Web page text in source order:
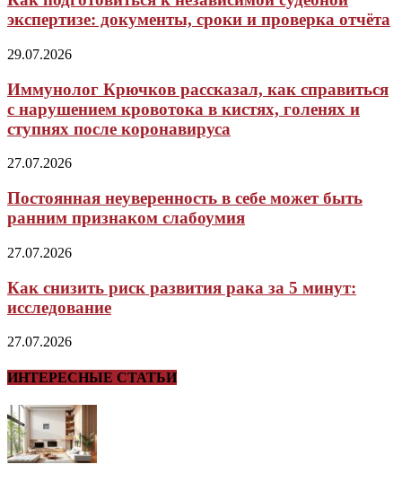
экспертизе: документы, сроки и проверка отчёта
29.07.2026
Иммунолог Крючков рассказал, как справиться
с нарушением кровотока в кистях, голенях и
ступнях после коронавируса
27.07.2026
Постоянная неуверенность в себе может быть
ранним признаком слабоумия
27.07.2026
Как снизить риск развития рака за 5 минут:
исследование
27.07.2026
ИНТЕРЕСНЫЕ СТАТЬИ